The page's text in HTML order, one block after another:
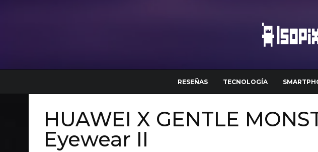
RESEÑAS TECNOLOGÍA
HUAWEI X GENTLE
Eyewear II